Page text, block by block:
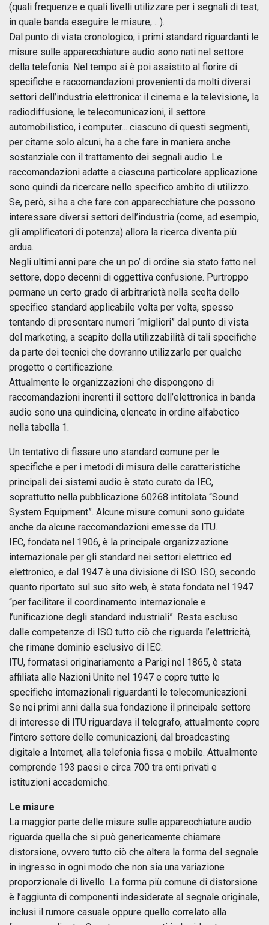
(quali frequenze e quali livelli utilizzare per i segnali di test,
in quale banda eseguire le misure, ...).
Dal punto di vista cronologico, i primi standard riguardanti le
misure sulle apparecchiature audio sono nati nel settore
della telefonia. Nel tempo si è poi assistito al fiorire di
specifiche e raccomandazioni provenienti da molti diversi
settori dell’industria elettronica: il cinema e la televisione, la
radiodiffusione, le telecomunicazioni, il settore
automobilistico, i computer... ciascuno di questi segmenti,
per citarne solo alcuni, ha a che fare in maniera anche
sostanziale con il trattamento dei segnali audio. Le
raccomandazioni adatte a ciascuna particolare applicazione
sono quindi da ricercare nello specifico ambito di utilizzo.
Se, però, si ha a che fare con apparecchiature che possono
interessare diversi settori dell’industria (come, ad esempio,
gli amplificatori di potenza) allora la ricerca diventa più
ardua.
Negli ultimi anni pare che un po’ di ordine sia stato fatto nel
settore, dopo decenni di oggettiva confusione. Purtroppo
permane un certo grado di arbitrarietà nella scelta dello
specifico standard applicabile volta per volta, spesso
tentando di presentare numeri “migliori” dal punto di vista
del marketing, a scapito della utilizzabilità di tali specifiche
da parte dei tecnici che dovranno utilizzarle per qualche
progetto o certificazione.
Attualmente le organizzazioni che dispongono di
raccomandazioni inerenti il settore dell’elettronica in banda
audio sono una quindicina, elencate in ordine alfabetico
nella tabella 1.
Un tentativo di fissare uno standard comune per le
specifiche e per i metodi di misura delle caratteristiche
principali dei sistemi audio è stato curato da IEC,
soprattutto nella pubblicazione 60268 intitolata “Sound
System Equipment”. Alcune misure comuni sono guidate
anche da alcune raccomandazioni emesse da ITU.
IEC, fondata nel 1906, è la principale organizzazione
internazionale per gli standard nei settori elettrico ed
elettronico, e dal 1947 è una divisione di ISO. ISO, secondo
quanto riportato sul suo sito web, è stata fondata nel 1947
“per facilitare il coordinamento internazionale e
l’unificazione degli standard industriali”. Resta escluso
dalle competenze di ISO tutto ciò che riguarda l’elettricità,
che rimane dominio esclusivo di IEC.
ITU, formatasi originariamente a Parigi nel 1865, è stata
affiliata alle Nazioni Unite nel 1947 e copre tutte le
specifiche internazionali riguardanti le telecomunicazioni.
Se nei primi anni dalla sua fondazione il principale settore
di interesse di ITU riguardava il telegrafo, attualmente copre
l’intero settore delle comunicazioni, dal broadcasting
digitale a Internet, alla telefonia fissa e mobile. Attualmente
comprende 193 paesi e circa 700 tra enti privati e
istituzioni accademiche.
Le misure
La maggior parte delle misure sulle apparecchiature audio
riguarda quella che si può genericamente chiamare
distorsione, ovvero tutto ciò che altera la forma del segnale
in ingresso in ogni modo che non sia una variazione
proporzionale di livello. La forma più comune di distorsione
è l’aggiunta di componenti indesiderate al segnale originale,
inclusi il rumore casuale oppure quello correlato alla